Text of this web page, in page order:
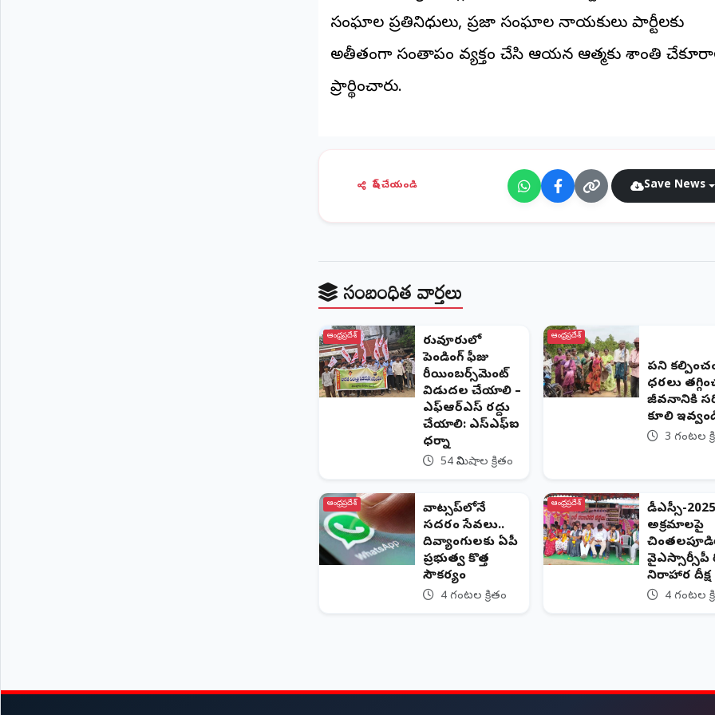
సంఘాల ప్రతినిధులు, ప్రజా సంఘాల నాయకులు పార్టీలకు
అతీతంగా సంతాపం వ్యక్తం చేసి ఆయన ఆత్మకు శాంతి
ప్రార్థించారు.
షేర్ చేయండి Save News
సంబంధిత వార్తలు
ఆంధ్రప్రదేశ్
తిరువూరులో
పెండింగ్ ఫీజు
రీయింబర్స్‌మెంట్
విడుదల చేయాలి –
ఎఫ్‌ఆర్‌ఎస్ రద్దు
చేయాలి: ఎస్‌ఎఫ్‌ఐ
ధర్నా
54 నిమిషాల క్రితం
ఆంధ్రప్రదేశ్
పని
ధరలు
జీవనానికి
కూలి
3 గంటల
ఆంధ్రప్రదేశ్
వాట్సప్‌లోనే
సదరం సేవలు..
దివ్యాంగులకు ఏపీ
ప్రభుత్వ కొత్త
సౌకర్యం
4 గంటల క్రితం
ఆంధ్రప్రదేశ్
డీఎస్సీ-2025
అక్రమాలపై
వైఎస్సార్సీపీ
నిరాహార దీక్ష
4 గంటల